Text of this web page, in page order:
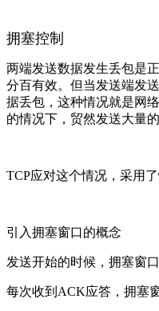
拥塞控制
两端发送数据发生丢包是
分百有效。但当发送端发
据丢包，这种情况就是网
的情况下，贸然发送大量
TCP应对这个情况，采用了
引入拥塞窗口的概念
发送开始的时候，拥塞窗
每次收到ACK应答，拥塞